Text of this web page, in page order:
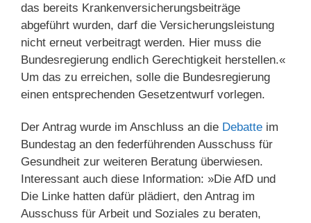
das bereits Krankenversicherungsbeiträge
abgeführt wurden, darf die Versicherungsleistung
nicht erneut verbeitragt werden. Hier muss die
Bundesregierung endlich Gerechtigkeit herstellen.«
Um das zu erreichen, solle die Bundesregierung
einen entsprechenden Gesetzentwurf vorlegen.
Der Antrag wurde im Anschluss an die Debatte im
Bundestag an den federführenden Ausschuss für
Gesundheit zur weiteren Beratung überwiesen.
Interessant auch diese Information: »Die AfD und
Die Linke hatten dafür plädiert, den Antrag im
Ausschuss für Arbeit und Soziales zu beraten,